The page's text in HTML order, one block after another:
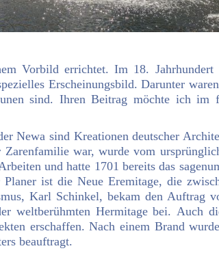
Vorbild errichtet. Im 18.
Erscheinungsbild. Darunter
sind. Ihren Beitrag möchte ich im
Newa sind Kreationen deutscher
war, wurde vom
und hatte 1701 bereits das
ist die Neue Eremitage, die
Karl Schinkel, bekam den Auftrag
weltberühmten Hermitage bei. Auch
erschaffen. Nach einem Brand
beauftragt.